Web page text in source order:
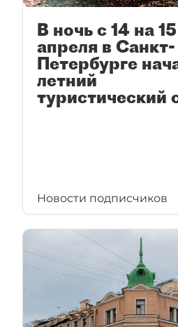
В ночь с 14 на 15
апреля в Санкт-
Петербурге
летний
туристический
Новости подписчиков